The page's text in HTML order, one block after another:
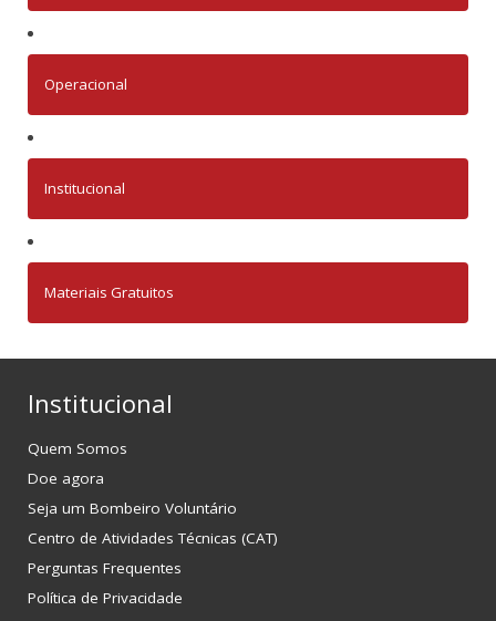
Operacional
Institucional
Materiais Gratuitos
Institucional
Quem Somos
Doe agora
Seja um Bombeiro Voluntário
Centro de Atividades Técnicas (CAT)
Perguntas Frequentes
Política de Privacidade